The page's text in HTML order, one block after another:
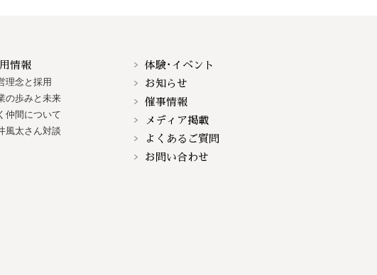
情報
理念と採用
の歩みと未来
仲間について
風太さん対談
体験･イベント
お知らせ
催事情報
メディア掲載
よくあるご質問
お問い合わせ